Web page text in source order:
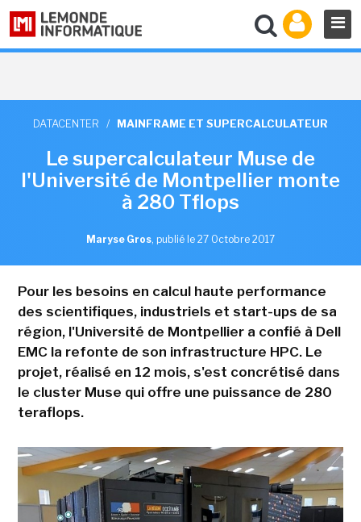
DATACENTER / MAINFRAME ET SUPERCALCULATEUR
Le supercalculateur Muse de
l'Université de Montpellier monte
à 280 Tflops
Maryse Gros, publié le 27 Octobre 2017
Pour les besoins en calcul haute performance
des scientifiques, industriels et start-ups de sa
région, l'Université de Montpellier a confié à Dell
EMC la refonte de son infrastructure HPC. Le
projet, réalisé en 12 mois, s'est concrétisé dans
le cluster Muse qui offre une puissance de 280
teraflops.